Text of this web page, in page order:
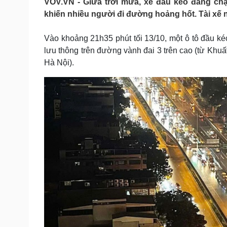
Tin nóng
Tư vấn luật
Việt Nam
Phân tích
Sức khỏe
Dinh dưỡng - món ngon
Cây thuốc
Sản phụ khoa
Nhi khoa
Nam khoa
Làm đẹp - giảm cân
Ăn sạch sống khỏe
Đời sống
Blog
Tình yêu - Gia đình
Cải chính
VOV.VN - Giữa trời mưa, xe đầu kéo đang
khiến nhiều người đi đường hoảng hốt. Tài xế
Vào khoảng 21h35 phút tối 13/10, một ô tô đầu
lưu thông trên đường vành đai 3 trên cao (từ
Hà Nội).